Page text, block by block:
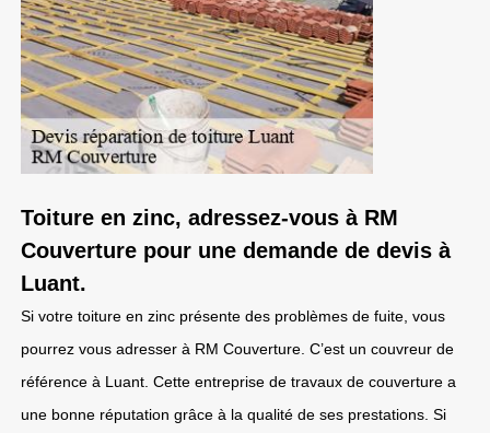
Toiture en zinc, adressez-vous à RM
Couverture pour une demande de devis à
Luant.
Si votre toiture en zinc présente des problèmes de fuite, vous
pourrez vous adresser à RM Couverture. C’est un couvreur de
référence à Luant. Cette entreprise de travaux de couverture a
une bonne réputation grâce à la qualité de ses prestations. Si